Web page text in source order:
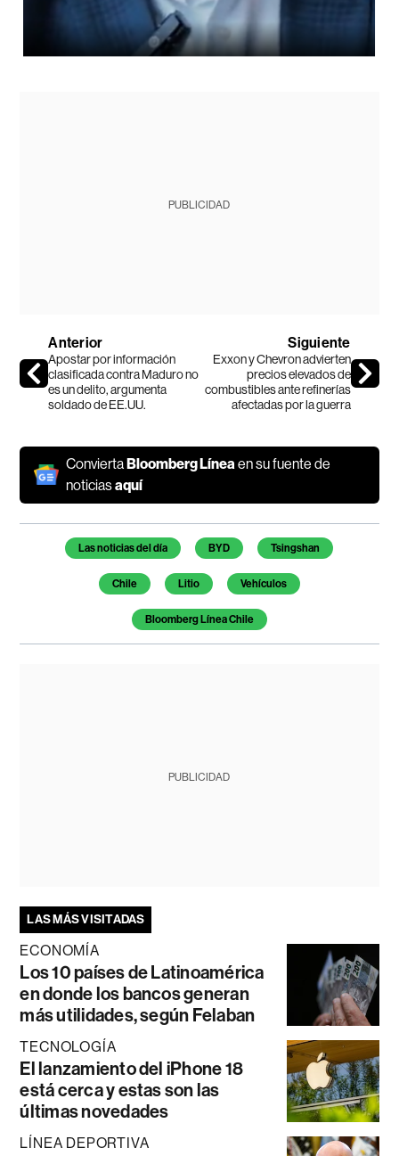
PUBLICIDAD
Anterior
Apostar por información
clasificada contra Maduro no
es un delito, argumenta
soldado de EE.UU.
Siguiente
Exxon y Chevron advierten
precios elevados de
combustibles ante refinerías
afectadas por la guerra
ConviertaBloomberg Línea en su fuente de
noticiasaquí
Temas de este artículo
Las noticias del día BYD Tsingshan
Chile Litio Vehículos
Bloomberg Línea Chile
PUBLICIDAD
LAS MÁS VISITADAS
ECONOMÍA
Los 10 países de Latinoamérica
en donde los bancos generan
más utilidades, según Felaban
TECNOLOGÍA
El lanzamiento del iPhone 18
está cerca y estas son las
últimas novedades
LÍNEA DEPORTIVA